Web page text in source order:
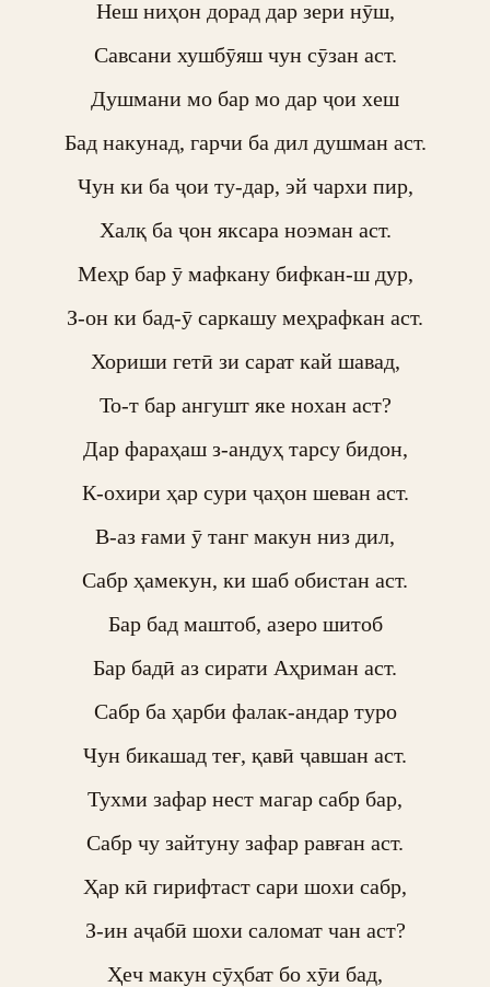
Неш ниҳон дорад дар зери нӯш,
Савсани хушбӯяш чун сӯзан аст.
Душмани мо бар мо дар ҷои хеш
Бад накунад, гарчи ба дил душман аст.
Чун ки ба ҷои ту-дар, эй чархи пир,
Халқ ба ҷон яксара ноэман аст.
Меҳр бар ӯ мафкану бифкан-ш дур,
З-он ки бад-ӯ саркашу меҳрафкан аст.
Хориши гетӣ зи сарат кай шавад,
То-т бар ангушт яке нохан аст?
Дар фараҳаш з-андуҳ тарсу бидон,
К-охири ҳар сури ҷаҳон шеван аст.
В-аз ғами ӯ танг макун низ дил,
Сабр ҳамекун, ки шаб обистан аст.
Бар бад маштоб, азеро шитоб
Бар бадӣ аз сирати Аҳриман аст.
Сабр ба ҳарби фалак-андар туро
Чун бикашад теғ, қавӣ ҷавшан аст.
Тухми зафар нест магар сабр бар,
Сабр чу зайтуну зафар равған аст.
Ҳар кӣ гирифтаст сари шохи сабр,
З-ин аҷабӣ шохи саломат чан аст?
Ҳеч макун сӯҳбат бо хӯи бад,